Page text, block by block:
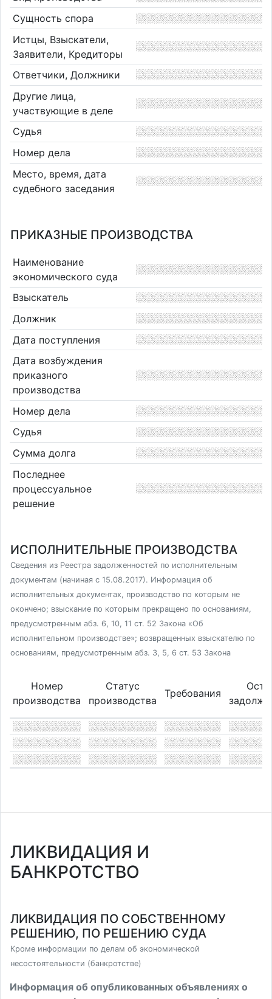
Сущность спора
Истцы, Взыскатели,
Заявители, Кредиторы
Ответчики, Должники
Другие лица,
участвующие в деле
Судья
Номер дела
Место, время, дата
судебного заседания
ПРИКАЗНЫЕ ПРОИЗВОДСТВА
Наименование
экономического суда
Взыскатель
Должник
Дата поступления
Дата возбуждения
приказного
производства
Номер дела
Судья
Сумма долга
Последнее
процессуальное
решение
ИСПОЛНИТЕЛЬНЫЕ ПРОИЗВОДСТВА
Сведения из Реестра задолженностей по исполнительным
документам (начиная с 15.08.2017). Информация об
исполнительных документах, производство по которым не
окончено; взыскание по которым прекращено по основаниям,
предусмотренным абз. 6, 10, 11 ст. 52 Закона «Об
исполнительном производстве»; возвращенных взыскателю по
основаниям, предусмотренным абз. 3, 5, 6 ст. 53 Закона
Номер
производства
Статус
производства
Требования
ЛИКВИДАЦИЯ И
БАНКРОТСТВО
ЛИКВИДАЦИЯ ПО СОБСТВЕННОМУ
РЕШЕНИЮ, ПО РЕШЕНИЮ СУДА
Кроме информации по делам об экономической
несостоятельности (банкротстве)
Информация об опубликованных объявлениях о